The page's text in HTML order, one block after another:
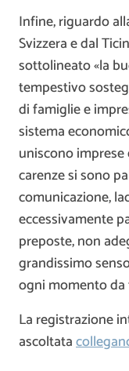
Infine, riguardo
Svizzera e dal
sottolineato «la
tempestivo
di famiglie e
sistema
uniscono
carenze si sono
comunicazione,
eccessivamente
preposte, non
grandissimo
ogni momento
La registrazione
ascoltata